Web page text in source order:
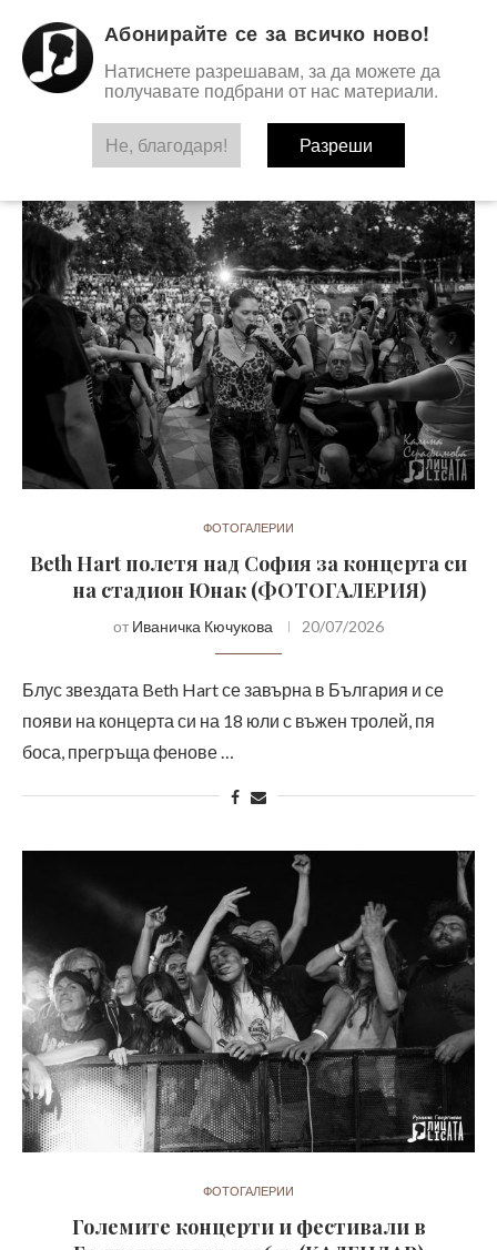
TAG:BETH HART
ФОТОГАЛЕРИИ
Beth Hart полетя над София за концерта си
на стадион Юнак (ФОТОГАЛЕРИЯ)
от Иваничка Кючукова 20/07/2026
Блус звездата Beth Hart се завърна в България и се
появи на концерта си на 18 юли с въжен тролей, пя
боса, прегръща фенове …
ФОТОГАЛЕРИИ
Големите концерти и фестивали в
Абонирайте се за всичко ново!
Натиснете разрешавам, за да можете да
получавате подбрани от нас материали.
Не, благодаря! Разреши